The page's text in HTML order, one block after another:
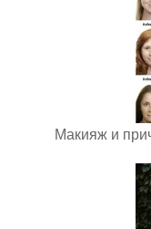
Макияж и